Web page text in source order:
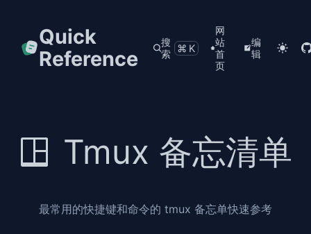
Quick
Reference
搜
索
⌘K
网
站
首
页
编
辑
Tmux 备忘清单
最常用的快捷键和命令的 tmux 备忘单快速参考